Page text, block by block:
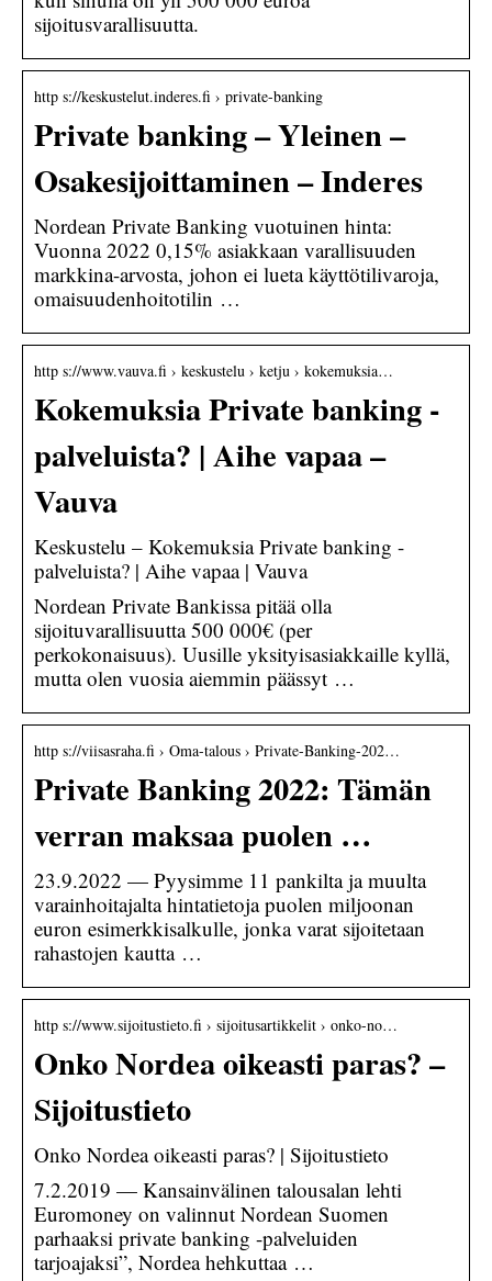
sijoitusvarallisuutta.
http s://keskustelut.inderes.fi › private-banking
Private banking – Yleinen –
Osakesijoittaminen – Inderes
Nordean Private Banking vuotuinen hinta:
Vuonna 2022 0,15% asiakkaan varallisuuden
markkina-arvosta, johon ei lueta käyttötilivaroja,
omaisuudenhoitotilin …
http s://www.vauva.fi › keskustelu › ketju › kokemuksia…
Kokemuksia Private banking -
palveluista? | Aihe vapaa –
Vauva
Keskustelu – Kokemuksia Private banking -
palveluista? | Aihe vapaa | Vauva
Nordean Private Bankissa pitää olla
sijoituvarallisuutta 500 000€ (per
perkokonaisuus). Uusille yksityisasiakkaille kyllä,
mutta olen vuosia aiemmin päässyt …
http s://viisasraha.fi › Oma-talous › Private-Banking-202…
Private Banking 2022: Tämän
verran maksaa puolen …
23.9.2022 — Pyysimme 11 pankilta ja muulta
varainhoitajalta hintatietoja puolen miljoonan
euron esimerkkisalkulle, jonka varat sijoitetaan
rahastojen kautta …
http s://www.sijoitustieto.fi › sijoitusartikkelit › onko-no…
Onko Nordea oikeasti paras? –
Sijoitustieto
Onko Nordea oikeasti paras? | Sijoitustieto
7.2.2019 — Kansainvälinen talousalan lehti
Euromoney on valinnut Nordean Suomen
parhaaksi private banking -palveluiden
tarjoajaksi”, Nordea hehkuttaa …